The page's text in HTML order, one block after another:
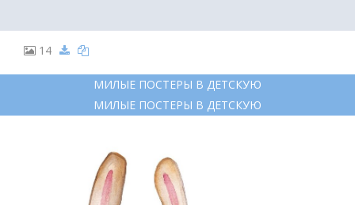
14
МИЛЫЕ ПОСТЕРЫ В ДЕТСКУЮ
МИЛЫЕ ПОСТЕРЫ В ДЕТСКУЮ